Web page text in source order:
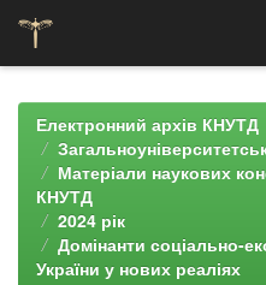
navigationЕлектронний архів КНУТД
Матеріали наукових
КНУТД
2024 рік
Домінанти соціально-
України у нових реаліях